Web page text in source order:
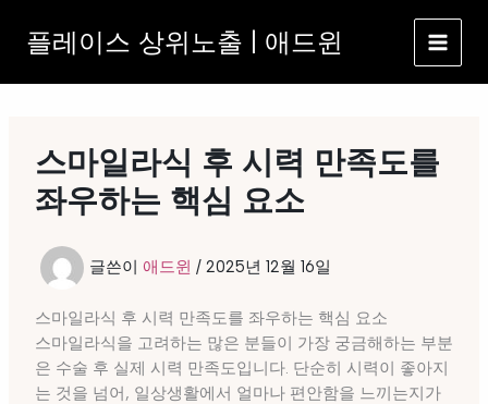
로
플레이스 상위노출 | 애드윈
스마일라식 후 시력 만족도를
좌우하는 핵심 요소
글쓴이 애드윈 / 2025년 12월 16일
스마일라식 후 시력 만족도를 좌우하는 핵심 요소
스마일라식을 고려하는 많은 분들이 가장 궁금해하는 부분
은 수술 후 실제 시력 만족도입니다. 단순히 시력이 좋아지
는 것을 넘어, 일상생활에서 얼마나 편안함을 느끼는지가